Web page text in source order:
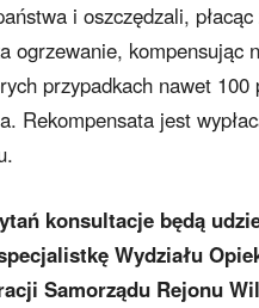
i oszczędzali,
ogrzewanie, kompensując
przypadkach nawet 100
Rekompensata jest
konsultacje będą
Wydziału
Samorządu Rejonu